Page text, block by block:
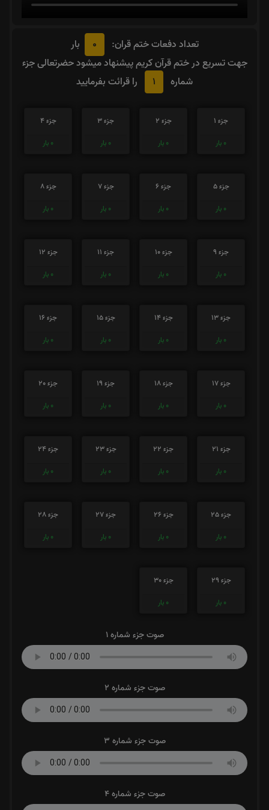
تعداد دفعات ختم قران: 0
بار
جهت تسریع در ختم قرآن کریم پیشنهاد میشود حضرتعالی جزء
شماره
1 را قرائت بفرمایید
جزء 1
0 بار
جزء 2
0 بار
جزء 3
0 بار
جزء 4
0 بار
جزء 5
0 بار
جزء 6
0 بار
جزء 7
0 بار
جزء 8
0 بار
جزء 9
0 بار
جزء 10
0 بار
جزء 11
0 بار
جزء 12
0 بار
جزء 13
0 بار
جزء 14
0 بار
جزء 15
0 بار
جزء 16
0 بار
جزء 17
0 بار
جزء 18
0 بار
جزء 19
0 بار
جزء 20
0 بار
جزء 21
0 بار
جزء 22
0 بار
جزء 23
0 بار
جزء 24
0 بار
جزء 25
0 بار
جزء 26
0 بار
جزء 27
0 بار
جزء 28
0 بار
جزء 29
0 بار
جزء 30
0 بار
صوت جزء شماره 1
صوت جزء شماره 2
صوت جزء شماره 3
صوت جزء شماره 4